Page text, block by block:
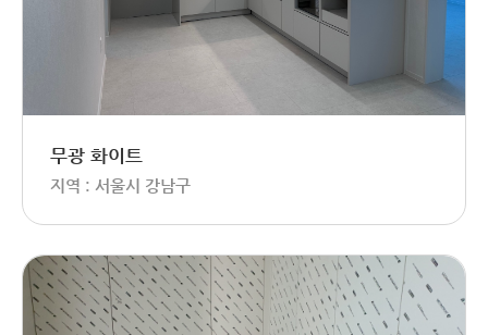
무광 화이트
지역 : 서울시 강남구